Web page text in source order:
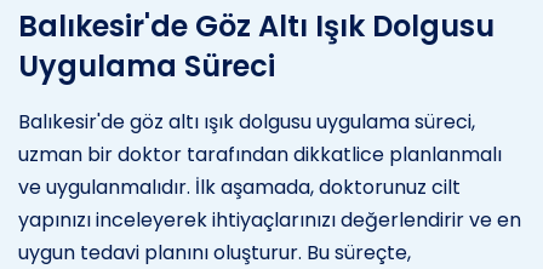
Balıkesir'de Göz Altı Işık Dolgusu
Uygulama Süreci
Balıkesir'de göz altı ışık dolgusu uygulama süreci,
uzman bir doktor tarafından dikkatlice planlanmalı
ve uygulanmalıdır. İlk aşamada, doktorunuz cilt
yapınızı inceleyerek ihtiyaçlarınızı değerlendirir ve en
uygun tedavi planını oluşturur. Bu süreçte,